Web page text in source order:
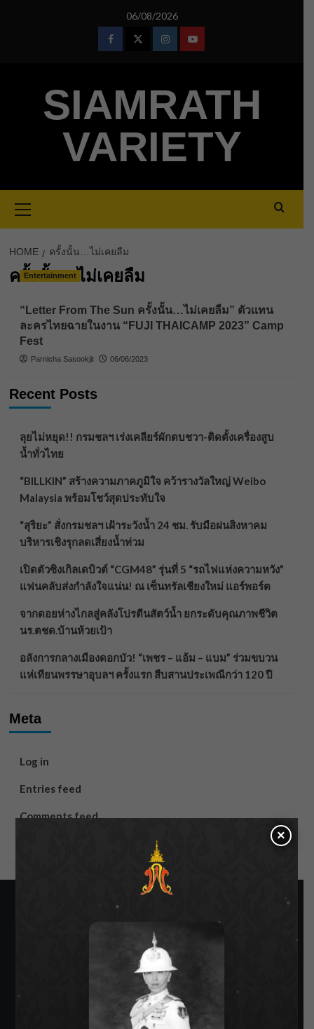
06/08/2026
FacebookTwitterInstagramYoutube
SIAMRATH
VARIETY
Menu
HOME ครั้งนั้น…ไม่เคยลืม
ครั้งนั้น…ไม่เคยลืม
Entertainment
“Letter From The Sun ครั้งนั้น…ไม่เคยลืม” ตัวแทน
ละครไทยฉายในงาน “FUJI THAICAMP 2023” Camp
Fest
Parnicha Sasookjit 06/06/2023
Recent Posts
ลุยไม่หยุด!! กรมชลฯ เร่งเคลียร์ผักตบชวา-ติดตั้งเครื่องสูบ
น้ำทั่วไทย
“BILLKIN” สร้างความภาคภูมิใจ คว้ารางวัลใหญ่ Weibo
Malaysia พร้อมโชว์สุดประทับใจ
“สุริยะ” สั่งกรมชลฯ เฝ้าระวังน้ำ 24 ชม. รับมือฝนสิงหาคม
บริหารเชิงรุกลดเสี่ยงน้ำท่วม
เปิดตัวซิงเกิลเดบิวต์ “CGM48” รุ่นที่ 5 “รถไฟแห่งความหวัง”
แฟนคลับส่งกำลังใจแน่น! ณ เซ็นทรัลเชียงใหม่ แอร์พอร์ต
จากดอยห่างไกลสู่คลังโปรตีนสัตว์น้ำ ยกระดับคุณภาพชีวิต
นร.ตชด.บ้านห้วยเป้า
อลังการกลางเมืองดอกบัว! “เพชร – แอ้ม – แบม” ร่วมขบวน
แห่เทียนพรรษาอุบลฯ ครั้งแรก สืบสานประเพณีกว่า 120 ปี
Meta
Log in
Entries feed
Comments feed
×